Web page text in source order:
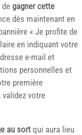
gagner cette
dès maintenant en
« Je profite de
en indiquant votre
e-mail et
personnelles et
première
votre
au sortqui aura lieu